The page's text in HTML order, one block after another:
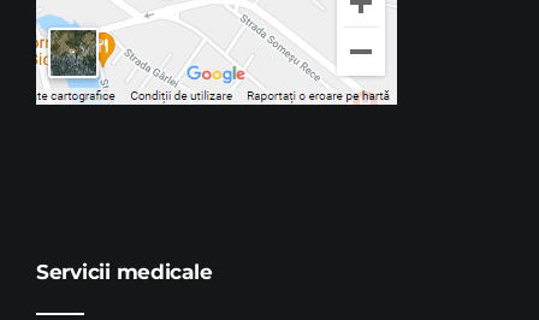
Servicii medicale